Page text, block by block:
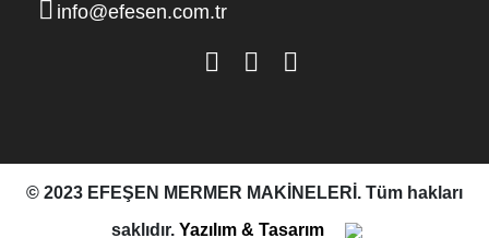
info@efesen.com.tr
© 2023 EFEŞEN MERMER MAKİNELERİ. Tüm hakları
saklıdır. Yazılım & Tasarım